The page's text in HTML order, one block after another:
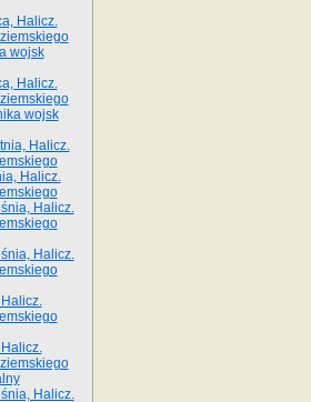
Halicz.
wojsk
Halicz.
wojsk
Halicz.
Halicz.
Halicz.
Halicz.
Halicz.